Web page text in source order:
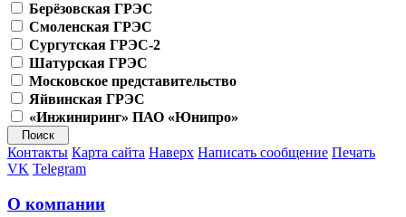
Берёзовская ГРЭС
Смоленская ГРЭС
Сургутская ГРЭС-2
Шатурская ГРЭС
Московское представительство
Яйвинская ГРЭС
«Инжиниринг» ПАО «Юнипро»
Контакты Карта сайта Наверх Написать сообщение Печать
VK Telegram
О компании